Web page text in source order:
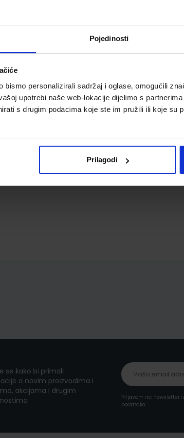
Pojedinosti
bismo personalizirali sadržaj i oglase, omogućili
upotrebi naše web-lokacije dijelimo s
s drugim podacima koje ste im pružili ili koje su
Prilagodi
se kako bi primali
o novim proizvodima i
akcijama i drugim
Prijavom na newsletter
podataka